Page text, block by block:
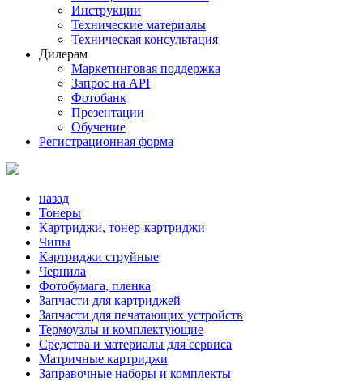
Инструкции
Технические материалы
Техническая консультация
Дилерам
Маркетинговая поддержка
Запрос на API
Фотобанк
Презентации
Обучение
Регистрационная форма
назад
Тонеры
Картриджи, тонер-картриджи
Чипы
Картриджи струйные
Чернила
Фотобумага, пленка
Запчасти для картриджей
Запчасти для печатающих устройств
Термоузлы и комплектующие
Средства и материалы для сервиса
Матричные картриджи
Заправочные наборы и комплекты